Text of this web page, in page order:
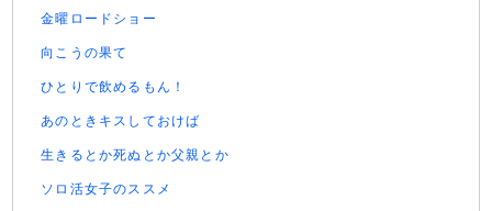
金曜ロードショー
向こうの果て
ひとりで飲めるもん！
あのときキスしておけば
生きるとか死ぬとか父親とか
ソロ活女子のススメ